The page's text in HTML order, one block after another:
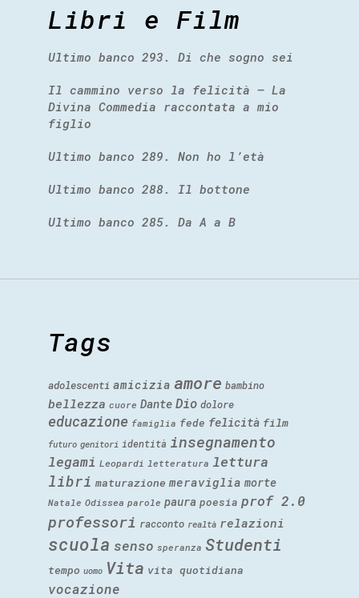
Libri e Film
Ultimo banco 293. Di che sogno sei
Il cammino verso la felicità – La
Divina Commedia raccontata a mio
figlio
Ultimo banco 289. Non ho l’età
Ultimo banco 288. Il bottone
Ultimo banco 285. Da A a B
Tags
adolescenti amicizia amore bambino
bellezza cuore Dante Dio dolore
educazione famiglia fede felicità film
futuro genitori identità insegnamento
legami Leopardi letteratura lettura
libri maturazione meraviglia morte
Natale Odissea parole paura poesia prof 2.0
professori racconto realtà relazioni
scuola senso speranza Studenti
tempo uomo Vita vita quotidiana
vocazione